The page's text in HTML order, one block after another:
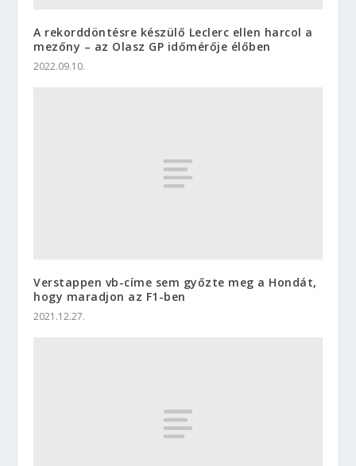
A rekorddöntésre készülő Leclerc ellen harcol a
mezőny – az Olasz GP időmérője élőben
2022.09.10.
Verstappen vb-címe sem győzte meg a Hondát,
hogy maradjon az F1-ben
2021.12.27.